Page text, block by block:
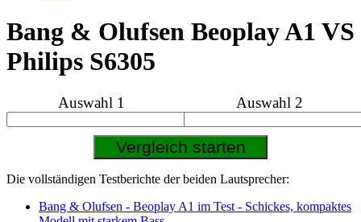
Bang & Olufsen Beoplay A1 VS
Philips S6305
Auswahl 1 Auswahl 2
Die vollständigen Testberichte der beiden Lautsprecher:
Bang & Olufsen - Beoplay A1 im Test - Schickes, kompaktes